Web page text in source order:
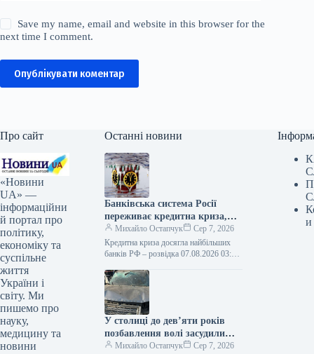
Save my name, email and website in this browser for the
next time I comment.
Опублікувати коментар
Про сайт
«Новини
UA» —
інформаційни
й портал про
політику,
економіку та
суспільне
життя
України і
світу. Ми
пишемо про
науку,
медицину та
новини
Останні новини
Банківська система Росії
переживає кредитна криза,
що торкнулася провідних
фінансових установ.
Михайло Остапчук
Сер 7, 2026
Кредитна криза досягла найбільших
банків РФ – розвідка 07.08.2026 03:10
«Сбер», у фінансовій звітності за
перше…
У столиці до дев’яти років
позбавлення волі засудили
громадянку РФ, яка
Михайло Остапчук Сер 7, 2026
и